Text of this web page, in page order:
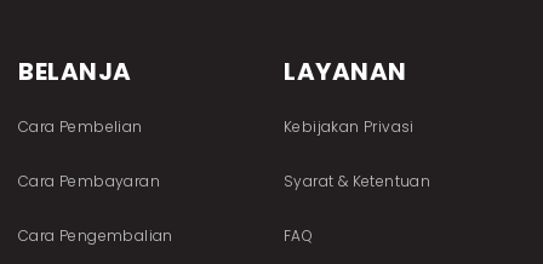
BELANJA
Cara Pembelian
Cara Pembayaran
Cara Pengembalian
LAYANAN
Kebijakan Privasi
Syarat & Ketentuan
FAQ